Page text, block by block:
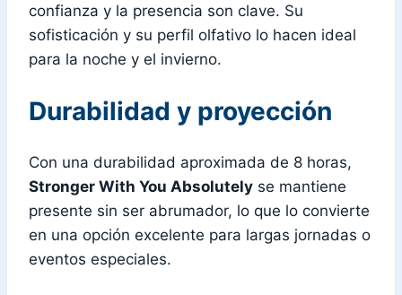
confianza y la presencia son clave. Su
sofisticación y su perfil olfativo lo hacen ideal
para la noche y el invierno.
Durabilidad y proyección
Con una durabilidad aproximada de 8 horas,
Stronger With You Absolutely se mantiene
presente sin ser abrumador, lo que lo convierte
en una opción excelente para largas jornadas o
eventos especiales.